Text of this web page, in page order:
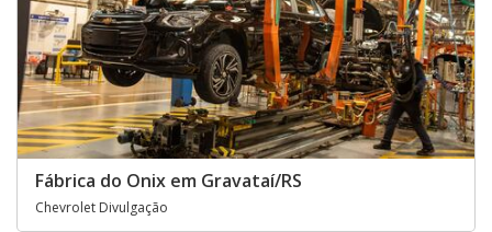
Fábrica do Onix em Gravataí/RS
Chevrolet Divulgação